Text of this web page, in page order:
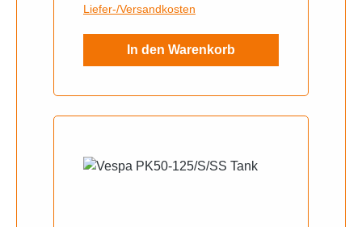
Liefer-/Versandkosten
In den Warenkorb